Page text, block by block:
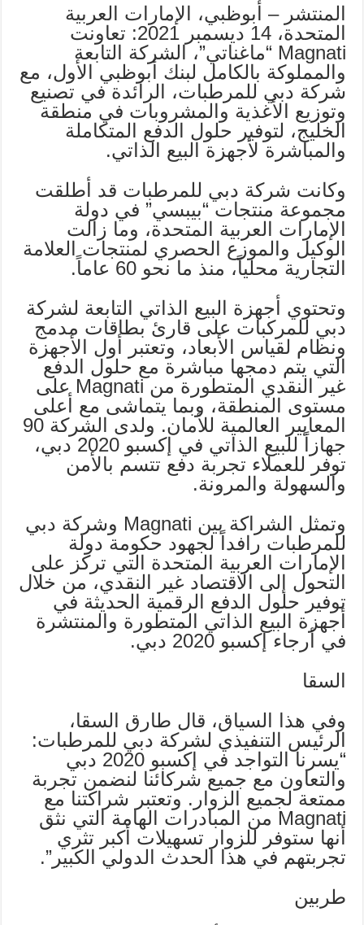
المنتشر – أبوظبي، الإمارات العربية
المتحدة، 14 ديسمبر 2021: تعاونت
Magnati “ماغناتي”، الشركة التابعة
والمملوكة بالكامل لبنك أبوظبي الأول، مع
شركة دبي للمرطبات، الرائدة في تصنيع
وتوزيع الأغذية والمشروبات في منطقة
الخليج، لتوفير حلول الدفع المتكاملة
والمباشرة لأجهزة البيع الذاتي.
وكانت شركة دبي للمرطبات قد أطلقت
مجموعة منتجات “بيبسي” في دولة
الإمارات العربية المتحدة، وما زالت
الوكيل والموزع الحصري لمنتجات العلامة
التجارية محلياً، منذ ما نحو 60 عاماً.
وتحتوي أجهزة البيع الذاتي التابعة لشركة
دبي للمركبات على قارئ بطاقات مدمج
ونظام لقياس الأبعاد، وتعتبر أول الأجهزة
التي يتم دمجها مباشرة مع حلول الدفع
غير النقدي المتطورة من Magnati على
مستوى المنطقة، وبما يتماشى مع أعلى
المعايير العالمية للأمان. ولدى الشركة 90
جهازاً للبيع الذاتي في إكسبو 2020 دبي،
توفر للعملاء تجربة دفع تتسم بالأمن
والسهولة والمرونة.
وتمثل الشراكة بين Magnati وشركة دبي
للمرطبات رافداً لجهود حكومة دولة
الإمارات العربية المتحدة التي تركز على
التحول إلى الاقتصاد غير النقدي، من خلال
توفير حلول الدفع الرقمية الحديثة في
أجهزة البيع الذاتي المتطورة والمنتشرة
في أرجاء إكسبو 2020 دبي.
السقا
وفي هذا السياق، قال طارق السقا،
الرئيس التنفيذي لشركة دبي للمرطبات:
“يسرنا التواجد في إكسبو 2020 دبي
والتعاون مع جميع شركائنا لنضمن تجربة
ممتعة لجميع الزوار. وتعتبر شراكتنا مع
Magnati من المبادرات الهامة التي نثق
أنها ستوفر للزوار تسهيلات أكبر تثري
تجربتهم في هذا الحدث الدولي الكبير”.
طربين